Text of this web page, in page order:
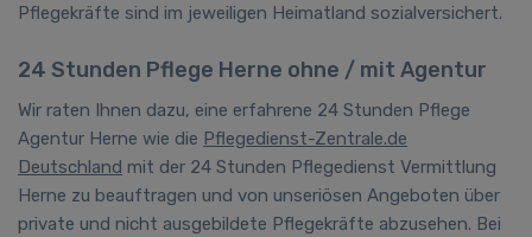
Pflegekräfte sind im jeweiligen Heimatland sozialversichert.
24 Stunden Pflege Herne ohne / mit Agentur
Wir raten Ihnen dazu, eine erfahrene 24 Stunden Pflege
Agentur Herne wie die Pflegedienst-Zentrale.de
Deutschland mit der 24 Stunden Pflegedienst Vermittlung
Herne zu beauftragen und von unseriösen Angeboten über
private und nicht ausgebildete Pflegekräfte abzusehen. Bei